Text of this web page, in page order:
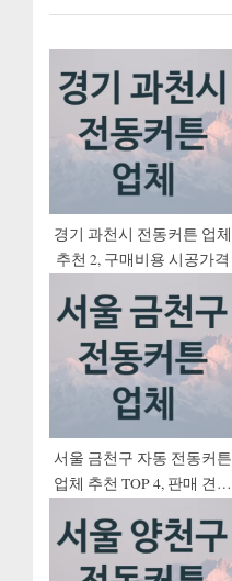
이
션
u
s
P
o
s
P
o
경기 과천시 전동커튼 업체
추천 2, 구매비용 시공가격
서울 금천구 자동 전동커튼
업체 추천 TOP 4, 판매 견적